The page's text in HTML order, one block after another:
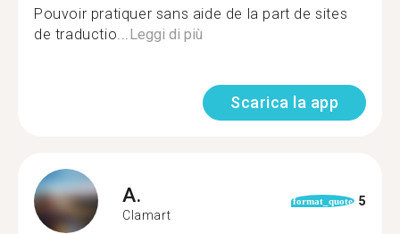
Pouvoir pratiquer sans aide de la part de sites
de traductio...Leggi di più
Scarica la app
A.
Clamart
format_quote 5